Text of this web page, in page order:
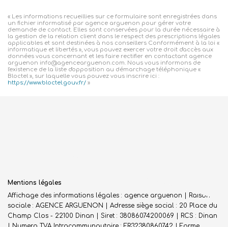
« Les informations recueillies sur ce formulaire sont enregistrées dans
un fichier informatisé par agence arguenon pour gérer votre
demande de contact. Elles sont conservées pour la durée nécessaire à
la gestion de la relation client dans le respect des prescriptions légales
applicables et sont destinées à nos conseillers Conformément à la loi «
informatique et libertés », vous pouvez exercer votre droit d'accès aux
données vous concernant et les faire rectifier en contactant agence
arguenon info@agencearguenon.com. Nous vous informons de
l'existence de la liste d'opposition au démarchage téléphonique «
Bloctel », sur laquelle vous pouvez vous inscrire ici :
https://www.bloctel.gouv.fr/ »
Mentions légales
Affichage des informations légales : agence arguenon | Raison
sociale : AGENCE ARGUENON | Adresse siège social : 20 Place du
Champ Clos - 22100 Dinan | Siret : 38086074200069 | RCS : Dinan